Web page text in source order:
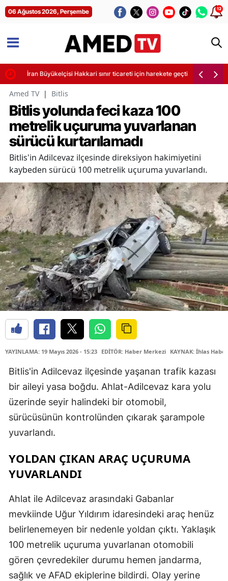
06 Ağustos 2026, Perşembe 12
İran Büyükelçisi Hakkari sınır ticareti için harekete geçti
Amed TV | Bitlis
Bitlis yolunda feci kaza 100
metrelik uçuruma yuvarlanan
sürücü kurtarılamadı
Bitlis'in Adilcevaz ilçesinde direksiyon hakimiyetini
kaybeden sürücü 100 metrelik uçuruma yuvarlandı.
YAYINLAMA: 19 Mayıs 2026 - 15:23 EDİTÖR: Haber Merkezi KAYNAK: İhlas
Bitlis'in Adilcevaz ilçesinde yaşanan trafik kazası
bir aileyi yasa boğdu. Ahlat-Adilcevaz kara yolu
üzerinde seyir halindeki bir otomobil,
sürücüsünün kontrolünden çıkarak şarampole
yuvarlandı.
YOLDAN ÇIKAN ARAÇ UÇURUMA
YUVARLANDI
Ahlat ile Adilcevaz arasındaki Gabanlar
mevkiinde Uğur Yıldırım idaresindeki araç henüz
belirlenemeyen bir nedenle yoldan çıktı. Yaklaşık
100 metrelik uçuruma yuvarlanan otomobili
gören çevredekiler durumu hemen jandarma,
sağlık ve AFAD ekiplerine bildirdi. Olay yerine